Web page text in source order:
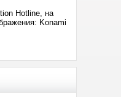
Hotline, на
Konami